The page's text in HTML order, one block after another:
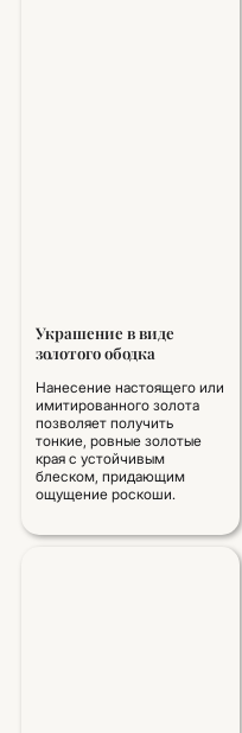
Украшение в виде
золотого ободка
Нанесение настоящего или
имитированного золота
позволяет получить
тонкие, ровные золотые
края с устойчивым
блеском, придающим
ощущение роскоши.